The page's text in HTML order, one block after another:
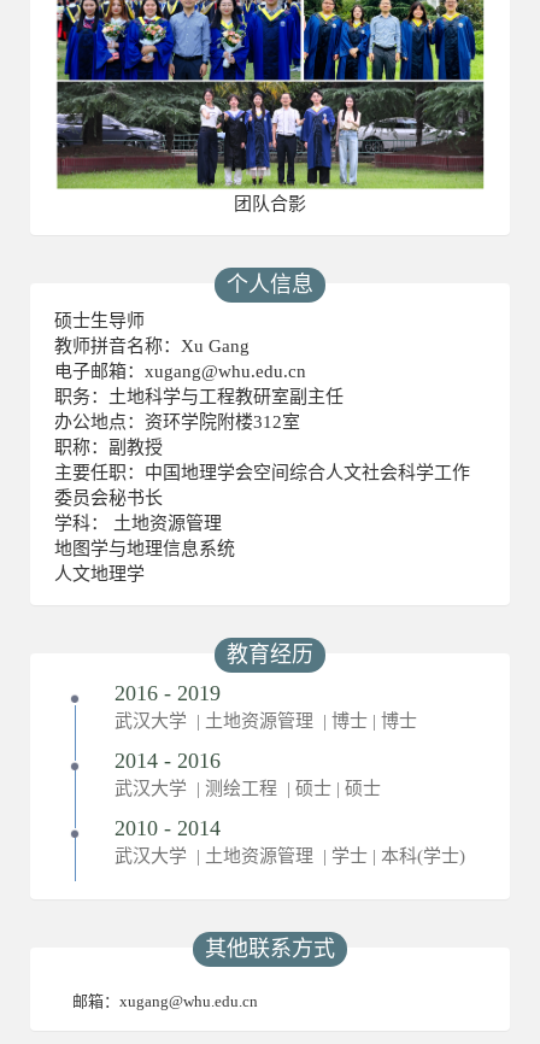
团队合影
个人信息
硕士生导师
教师拼音名称：Xu Gang
电子邮箱： xugang@whu.edu.cn
职务：土地科学与工程教研室副主任
办公地点：资环学院附楼312室
职称：副教授
主要任职：中国地理学会空间综合人文社会科学工作
委员会秘书长
学科： 土地资源管理
地图学与地理信息系统
人文地理学
教育经历
2016 - 2019
武汉大学 | 土地资源管理 | 博士 | 博士
2014 - 2016
武汉大学 | 测绘工程 | 硕士 | 硕士
2010 - 2014
武汉大学 | 土地资源管理 | 学士 | 本科(学士)
其他联系方式
邮箱： xugang@whu.edu.cn